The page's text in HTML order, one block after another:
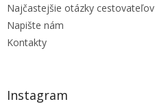
Najčastejšie otázky cestovateľov
Napište nám
Kontakty
Instagram